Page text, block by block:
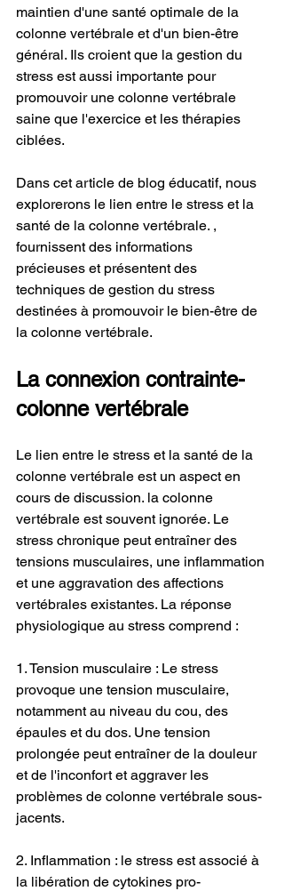
maintien d'une santé optimale de la
colonne vertébrale et d'un bien-être
général. Ils croient que la gestion du
stress est aussi importante pour
promouvoir une colonne vertébrale
saine que l'exercice et les thérapies
ciblées.
Dans cet article de blog éducatif, nous
explorerons le lien entre le stress et la
santé de la colonne vertébrale. ,
fournissent des informations
précieuses et présentent des
techniques de gestion du stress
destinées à promouvoir le bien-être de
la colonne vertébrale.
La connexion contrainte-
colonne vertébrale
Le lien entre le stress et la santé de la
colonne vertébrale est un aspect en
cours de discussion. la colonne
vertébrale est souvent ignorée. Le
stress chronique peut entraîner des
tensions musculaires, une inflammation
et une aggravation des affections
vertébrales existantes. La réponse
physiologique au stress comprend :
1. Tension musculaire : Le stress
provoque une tension musculaire,
notamment au niveau du cou, des
épaules et du dos. Une tension
prolongée peut entraîner de la douleur
et de l'inconfort et aggraver les
problèmes de colonne vertébrale sous-
jacents.
2. Inflammation : le stress est associé à
la libération de cytokines pro-